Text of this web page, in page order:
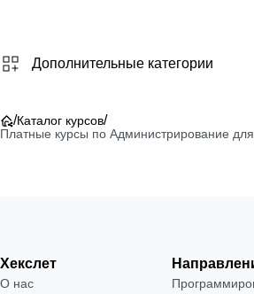
Дополнительные категории
/Каталог курсов/
Платные курсы по Администрирование
Хекслет
О нас